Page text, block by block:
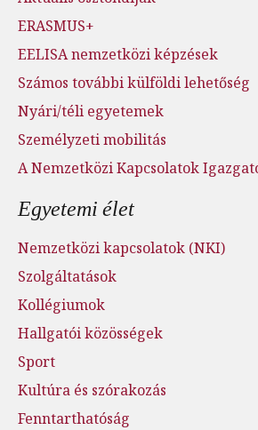
ERASMUS+
EELISA nemzetközi képzések
Számos további külföldi lehetőség
Nyári/téli egyetemek
Személyzeti mobilitás
A Nemzetközi Kapcsolatok
Egyetemi élet
Nemzetközi kapcsolatok (NKI)
Szolgáltatások
Kollégiumok
Hallgatói közösségek
Sport
Kultúra és szórakozás
Fenntarthatóság